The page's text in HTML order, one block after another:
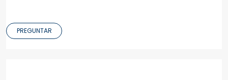
PREGUNTAR